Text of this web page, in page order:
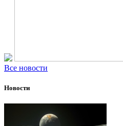
Все новости
Новости